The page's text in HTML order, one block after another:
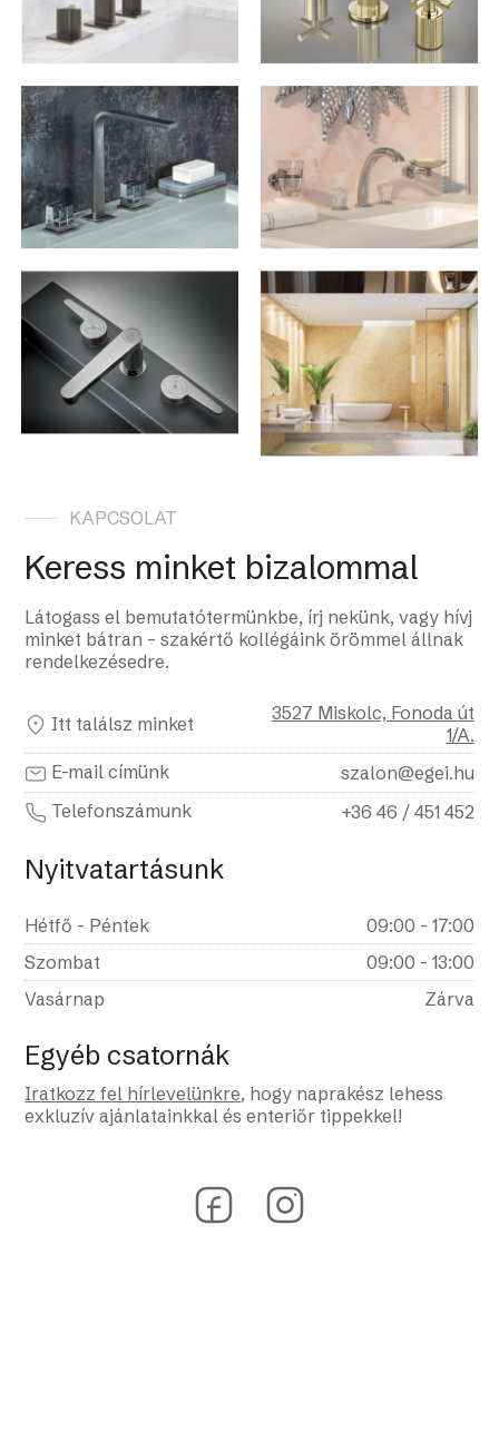
KAPCSOLAT
Keress minket bizalommal
Látogass el bemutatótermünkbe, írj nekünk, vagy hívj
minket bátran – szakértő kollégáink örömmel állnak
rendelkezésedre.
Itt találsz minket
3527 Miskolc, Fonoda út
1/A.
E-mail címünk
szalon@egei.hu
Telefonszámunk
+36 46 / 451 452
Nyitvatartásunk
Hétfő - Péntek
09:00 - 17:00
Szombat
09:00 - 13:00
Vasárnap
Zárva
Egyéb csatornák
Iratkozz fel hírlevelünkre, hogy naprakész lehess
exkluzív ajánlatainkkal és enteriőr tippekkel!